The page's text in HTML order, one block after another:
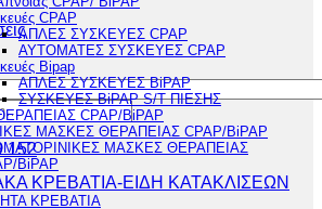
152
CPAP
ΑΠΛΕΣ ΣΥΣΚΕΥΕΣ CPAP
ΑΥΤΟΜΑΤΕΣ ΣΥΣΚΕΥΕΣ CPAP
Bipap
ΑΠΛΕΣ ΣΥΣΚΕΥΕΣ BiPAP
ΣΥΣΚΕΥΕΣ BiPAP S/T ΠΙΕΣΗΣ
CPAP/BiPAP
ΜΑΣΚΕΣ ΘΕΡΑΠΕΙΑΣ CPAP/BiPAP
ΜΑΣΚΕΣ ΘΕΡΑΠΕΙΑΣ
BiPAP
ΚΡΕΒΑΤΙΑ-ΕΙΔΗ ΚΑΤΑΚΛΙΣΕΩΝ
ΚΡΕΒΑΤΙΑ